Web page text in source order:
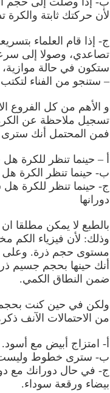
لأن حركتك ثابتة
ج- إذا قام العلماء
ستكون في حالة
– ستنجو من الفناء
و الأهم من كل الفروع
تسجيل ملاحظة عن الكرة
فمن المحتمل أنك سترى
أ – حينما تنظر للكرة
ب- حينما تنظر الكرة
ج- حينما تنظر للكرة
دورانها
بالطبع لا يمكن مطلقا
وذلك: لأن فيزياء
مستوى حجم ذرة. وعلى
أنك حينها بحجم جسيم
ضمن النطاق الكمي.
ولكن في حين كنت
من الاحتمالات الآنف
أ- امتزاج أبيض مع أسود.
ب- سترى خطوط وليست
ج- في حال دورانك مع
بيضاء ورقعة سوداء.